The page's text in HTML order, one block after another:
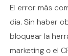
El error más
día. Sin haber
bloquear la
marketing o el